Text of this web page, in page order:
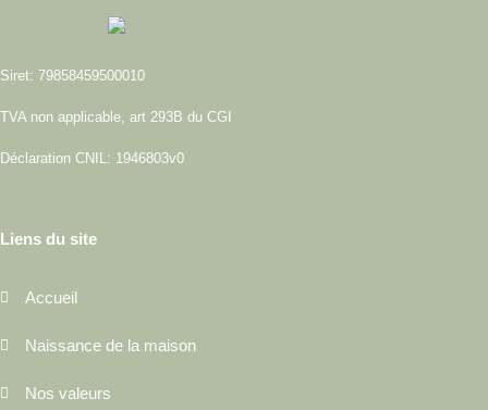
Siret: 79858459500010
TVA non applicable, art 293B du CGI
Déclaration CNIL: 1946803v0
Liens du site
Accueil
Naissance de la maison
Nos valeurs